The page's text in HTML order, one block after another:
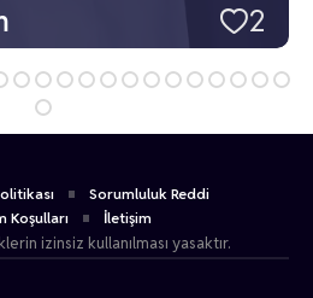
2
Sorumluluk Reddi
Koşulları
İletişim
izinsiz kullanılması yasaktır.